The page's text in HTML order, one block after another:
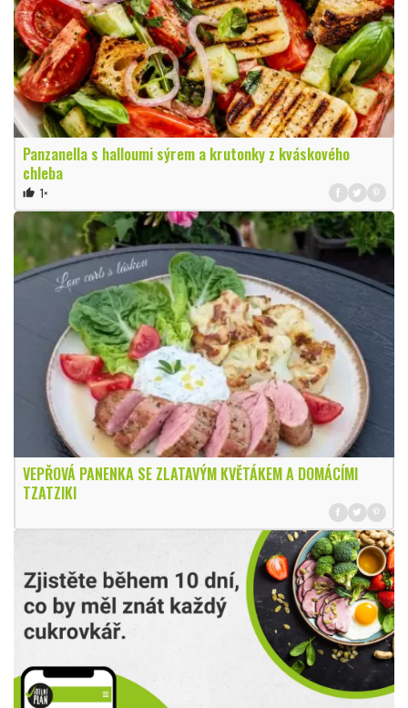
Panzanella s halloumi sýrem a krutonky z kváskového
chleba
thumb_up 1×
VEPŘOVÁ PANENKA SE ZLATAVÝM KVĚTÁKEM A DOMÁCÍMI
TZATZIKI